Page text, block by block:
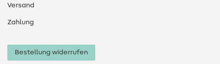
Versand
Zahlung
Bestellung widerrufen